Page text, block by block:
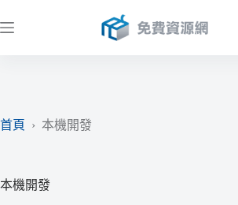
至
首頁
› 本機開發
本機開發